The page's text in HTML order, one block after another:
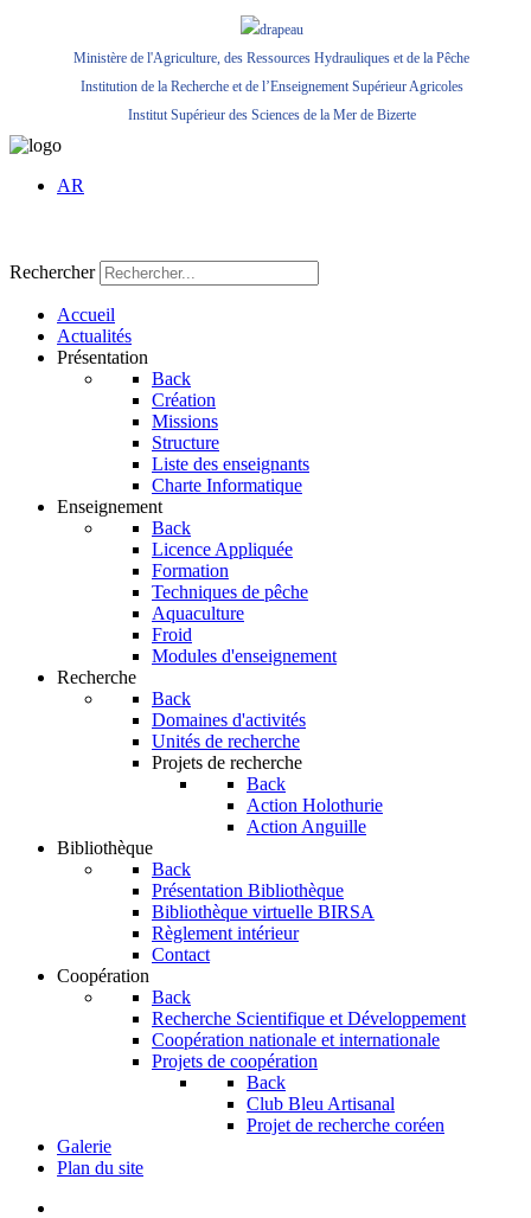
Ministère de l'Agriculture, des Ressources Hydrauliques et de la Pêche
Institution de la Recherche et de l’Enseignement Supérieur Agricoles
Institut Supérieur des Sciences de la Mer de Bizerte
AR
Rechercher
Accueil
Actualités
Présentation
Back
Création
Missions
Structure
Liste des enseignants
Charte Informatique
Enseignement
Back
Licence Appliquée
Formation
Techniques de pêche
Aquaculture
Froid
Modules d'enseignement
Recherche
Back
Domaines d'activités
Unités de recherche
Projets de recherche
Back
Action Holothurie
Action Anguille
Bibliothèque
Back
Présentation Bibliothèque
Bibliothèque virtuelle BIRSA
Règlement intérieur
Contact
Coopération
Back
Recherche Scientifique et Développement
Coopération nationale et internationale
Projets de coopération
Back
Club Bleu Artisanal
Projet de recherche coréen
Galerie
Plan du site